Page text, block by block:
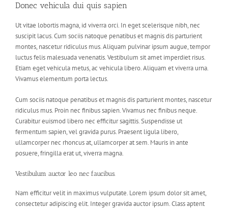
Donec vehicula dui quis sapien
Ut vitae lobortis magna, id viverra orci. In eget scelerisque nibh, nec
suscipit lacus. Cum sociis natoque penatibus et magnis dis parturient
montes, nascetur ridiculus mus. Aliquam pulvinar ipsum augue, tempor
luctus felis malesuada venenatis. Vestibulum sit amet imperdiet risus.
Etiam eget vehicula metus, ac vehicula libero. Aliquam et viverra urna.
Vivamus elementum porta lectus.
Cum sociis natoque penatibus et magnis dis parturient montes, nascetur
ridiculus mus. Proin nec finibus sapien. Vivamus nec finibus neque.
Curabitur euismod libero nec efficitur sagittis. Suspendisse ut
fermentum sapien, vel gravida purus. Praesent ligula libero,
ullamcorper nec rhoncus at, ullamcorper at sem. Mauris in ante
posuere, fringilla erat ut, viverra magna.
Vestibulum auctor leo nec faucibus.
Nam efficitur velit in maximus vulputate. Lorem ipsum dolor sit amet,
consectetur adipiscing elit. Integer gravida auctor ipsum. Class aptent